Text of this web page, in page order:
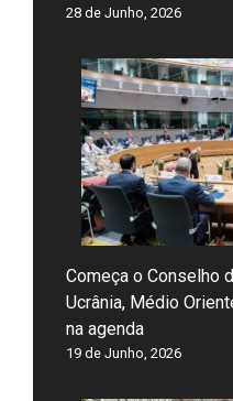
28 de Junho, 2026
Começa o Conselho
Ucrânia, Médio
na agenda
19 de Junho, 2026